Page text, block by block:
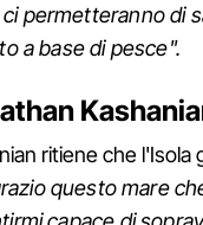
permetteranno di
a base di pesce".
ritiene che l'Isola
questo mare